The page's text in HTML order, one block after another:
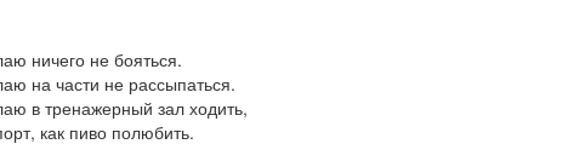
ничего не бояться.
на части не рассыпаться.
в тренажерный зал ходить,
как пиво полюбить.